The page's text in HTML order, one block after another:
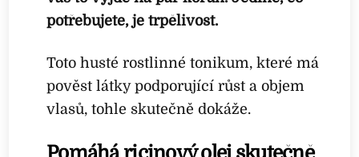
potřebujete, je trpělivost.
Toto husté rostlinné tonikum, které má
pověst látky podporující růst a objem
vlasů, tohle skutečně dokáže.